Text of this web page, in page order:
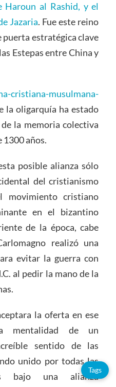
Haroun al Rashid, y el
Jazaria. Fue este reino
estratégica clave
Estepas entre China y
cristiana-musulmana-
la oligarquía ha estado
la memoria colectiva
1300 años.
posible alianza sólo
del cristianismo
movimiento cristiano
en el bizantino
de la época, cabe
realizó una
evitar la guerra con
al pedir la mano de la
la oferta en ese
mentalidad de un
sentido de las
unido por todas las
bajo una alianza
Tags